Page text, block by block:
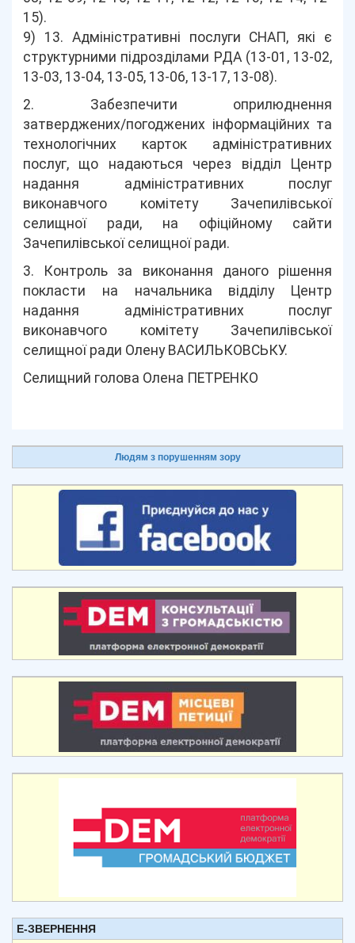
15).
9) 13. Адміністративні послуги СНАП, які є
структурними підрозділами РДА (13-01, 13-02,
13-03, 13-04, 13-05, 13-06, 13-17, 13-08).
2. Забезпечити оприлюднення
затверджених/погоджених інформаційних та
технологічних карток адміністративних
послуг, що надаються через відділ Центр
надання адміністративних послуг
виконавчого комітету Зачепилівської
селищної ради, на офіційному сайти
Зачепилівської селищної ради.
3. Контроль за виконання даного рішення
покласти на начальника відділу Центр
надання адміністративних послуг
виконавчого комітету Зачепилівської
селищної ради Олену ВАСИЛЬКОВСЬКУ.
Селищний голова Олена ПЕТРЕНКО
Людям з порушенням зору
Е-ЗВЕРНЕННЯ